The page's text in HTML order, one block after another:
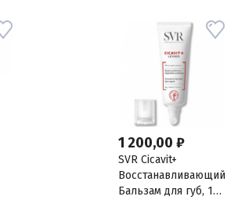
1 200,00 ₽
SVR Cicavit+
Восстанавливающий
Бальзам для губ, 10